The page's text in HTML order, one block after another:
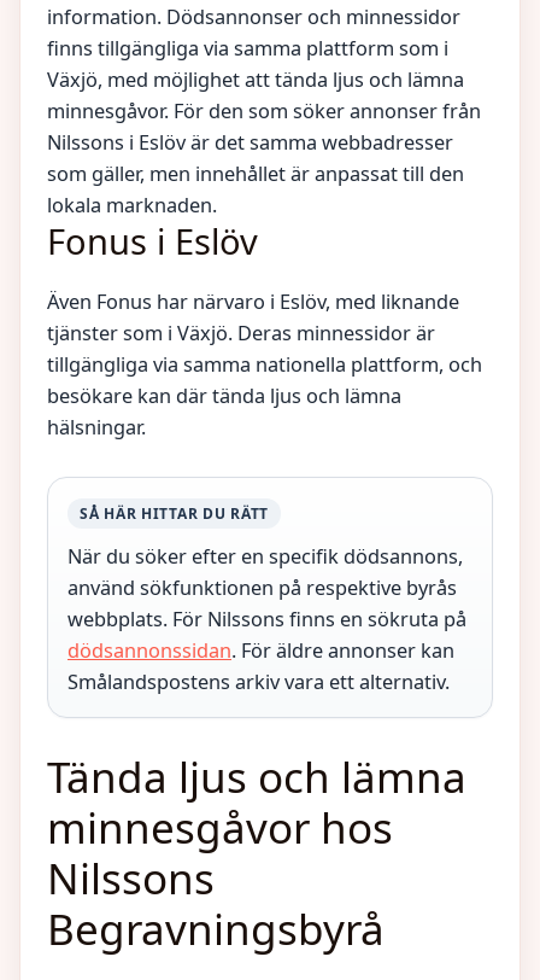
information. Dödsannonser och minnessidor
finns tillgängliga via samma plattform som i
Växjö, med möjlighet att tända ljus och lämna
minnesgåvor. För den som söker annonser från
Nilssons i Eslöv är det samma webbadresser
som gäller, men innehållet är anpassat till den
lokala marknaden.
Fonus i Eslöv
Även Fonus har närvaro i Eslöv, med liknande
tjänster som i Växjö. Deras minnessidor är
tillgängliga via samma nationella plattform, och
besökare kan där tända ljus och lämna
hälsningar.
SÅ HÄR HITTAR DU RÄTT
När du söker efter en specifik dödsannons,
använd sökfunktionen på respektive byrås
webbplats. För Nilssons finns en sökruta på
dödsannonssidan. För äldre annonser kan
Smålandspostens arkiv vara ett alternativ.
Tända ljus och lämna
minnesgåvor hos
Nilssons
Begravningsbyrå